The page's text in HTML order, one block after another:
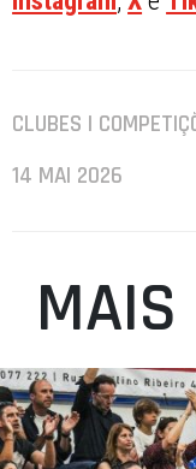
CLUBES |
14 MAI 2026
MAIS